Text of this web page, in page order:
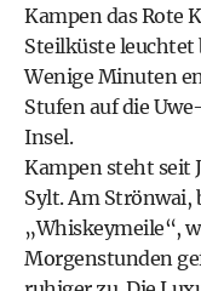
Kampen das Rote
Steilküste leuchtet
Wenige Minuten
Stufen auf die
Insel.
Kampen steht seit
Sylt. Am Strönwai,
„Whiskeymeile“,
Morgenstunden